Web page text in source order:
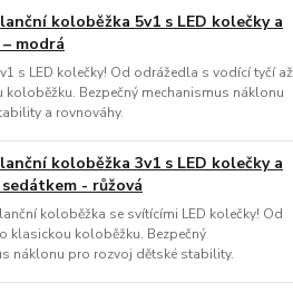
koloběžka 5v1 s LED kolečky a
modrá
s LED kolečky! Od odrážedla s vodící tyčí až
koloběžku. Bezpečný mechanismus náklonu
a rovnováhy.
koloběžka 3v1 s LED kolečky a
- růžová
koloběžka se svítícími LED kolečky! Od
klasickou koloběžku. Bezpečný
náklonu pro rozvoj dětské stability.